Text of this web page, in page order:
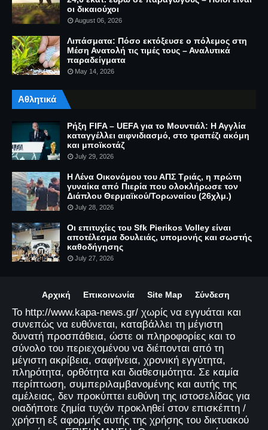
οι δικαιούχοι
August 06, 2026
Λιπάσματα: Πόσο εκτόξευσε ο πόλεμος στη
Μέση Ανατολή τις τιμές τους – Αναλυτικά
παραδείγματα
May 14, 2026
Αθλητικά
Ρήξη FIFA – UEFA για το Μουντιάλ: Η Αγγλία
καταγγέλλει αιφνιδιασμό, στο τραπέζι ακόμη
και μποϊκοτάζ
July 29, 2026
Η Λένα Οικονόμου του ΑΠΣ Τριάς, η πρώτη
γυναίκα από Πιερία που ολοκλήρωσε τον
Διάπλου Θερμαϊκού/Τορωναίου (26χλμ.)
July 28, 2026
Οι επιτυχίες του Sfk Pierikos Volley είναι
αποτέλεσμα δουλειάς, υπομονής και σωστής
καθοδήγησης
July 27, 2026
Αρχική Επικοινωνία Site Map Σύνδεση
Το http://www.kapa-news.gr/ χωρίς να εγγυάται και
συνεπώς να ευθύνεται, καταβάλλει τη μέγιστη
δυνατή προσπάθεια, ώστε οι πληροφορίες και το
σύνολο του περιεχομένου να διέπονται από τη
μέγιστη ακρίβεια, σαφήνεια, χρονική εγγύτητα,
πληρότητα, ορθότητα και διαθεσιμότητα. Σε καμία
περίπτωση, συμπεριλαμβανομένης και αυτής της
αμέλειας, δεν προκύπτει ευθύνη της ιστοσελίδας για
οιαδήποτε ζημία τυχόν προκληθεί στον επισκέπτη /
χρήστη εξ αφορμής αυτής της χρήσης του δικτυακού